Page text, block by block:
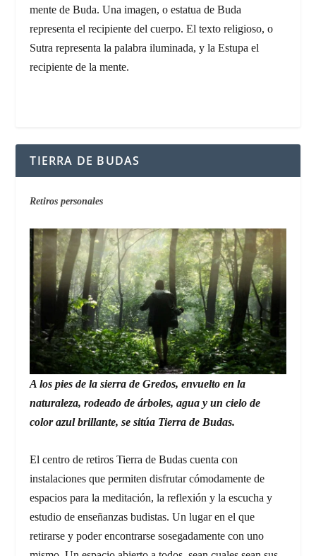
mente de Buda. Una imagen, o estatua de Buda
representa el recipiente del cuerpo. El texto religioso, o
Sutra representa la palabra iluminada, y la Estupa el
recipiente de la mente.
TIERRA DE BUDAS
Retiros personales
A los pies de la sierra de Gredos, envuelto en la
naturaleza, rodeado de árboles, agua y un cielo de
color azul brillante, se sitúa Tierra de Budas.
El centro de retiros Tierra de Budas cuenta con
instalaciones que permiten disfrutar cómodamente de
espacios para la meditación, la reflexión y la escucha y
estudio de enseñanzas budistas. Un lugar en el que
retirarse y poder encontrarse sosegadamente con uno